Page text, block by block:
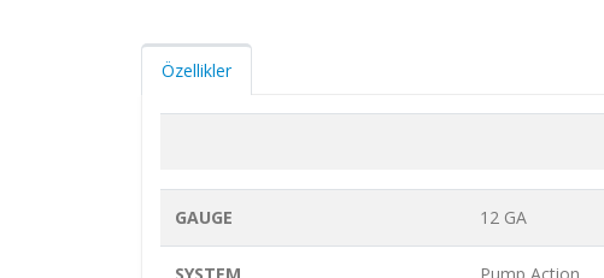
Özellikler
GAUGE 12 GA
SYSTEM Pump Action